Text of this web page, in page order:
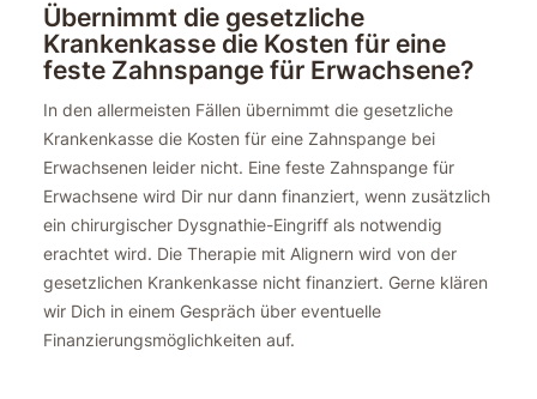
Übernimmt die gesetzliche
Krankenkasse die Kosten für eine
feste Zahnspange für Erwachsene?
In den allermeisten Fällen übernimmt die gesetzliche
Krankenkasse die Kosten für eine Zahnspange bei
Erwachsenen leider nicht. Eine feste Zahnspange für
Erwachsene wird Dir nur dann finanziert, wenn zusätzlich
ein chirurgischer Dysgnathie-Eingriff als notwendig
erachtet wird. Die Therapie mit Alignern wird von der
gesetzlichen Krankenkasse nicht finanziert. Gerne klären
wir Dich in einem Gespräch über eventuelle
Finanzierungsmöglichkeiten auf.